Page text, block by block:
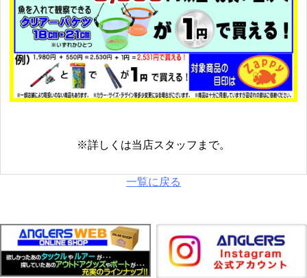
※詳しくは当店スタッフまで。
一覧に戻る